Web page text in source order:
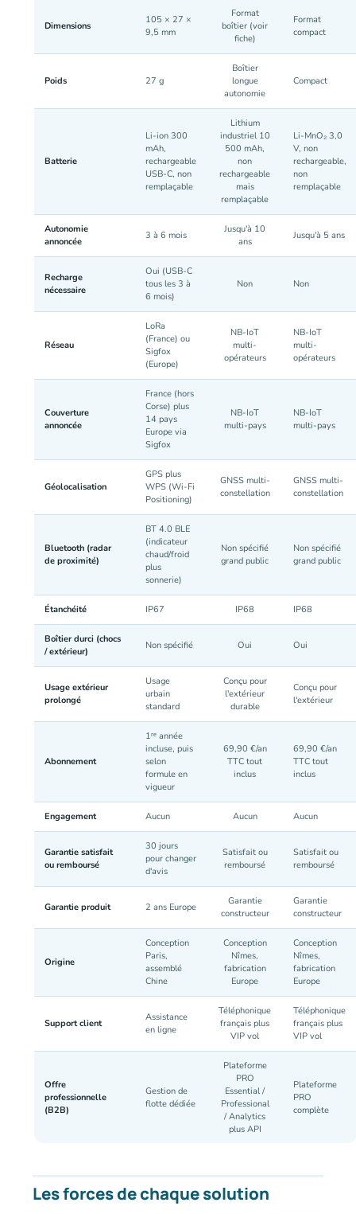
Dimensions
105 × 27 ×
9,5 mm
Format
boîtier (voir
fiche)
Format
compact
Poids 27 g
Boîtier
longue
autonomie
Compact
Batterie
Li-ion 300
mAh,
rechargeable
USB-C, non
remplaçable
Lithium
industriel 10
500 mAh,
non
rechargeable
mais
remplaçable
Li-MnO₂ 3,0
V, non
rechargeable,
non
remplaçable
Autonomie
annoncée
3 à 6 mois
Jusqu'à 10
ans
Jusqu'à 5 ans
Recharge
nécessaire
Oui (USB-C
tous les 3 à
6 mois)
Non Non
Réseau
LoRa
(France) ou
Sigfox
(Europe)
NB-IoT
multi-
opérateurs
NB-IoT
multi-
opérateurs
Couverture
annoncée
France (hors
Corse) plus
14 pays
Europe via
Sigfox
NB-IoT
multi-pays
NB-IoT
multi-pays
Géolocalisation
GPS plus
WPS (Wi-Fi
Positioning)
GNSS multi-
constellation
GNSS multi-
constellation
Bluetooth (radar
de proximité)
BT 4.0 BLE
(indicateur
chaud/froid
plus
sonnerie)
Non spécifié
grand public
Non spécifié
grand public
Étanchéité IP67 IP68 IP68
Boîtier durci (chocs
/ extérieur)
Non spécifié Oui Oui
Usage extérieur
prolongé
Usage
urbain
standard
Conçu pour
l'extérieur
durable
Conçu pour
l'extérieur
Abonnement
1ʳᵉ année
incluse, puis
selon
formule en
vigueur
69,90 €/an
TTC tout
inclus
69,90 €/an
TTC tout
inclus
Engagement Aucun Aucun Aucun
Garantie satisfait
ou remboursé
30 jours
pour changer
d'avis
Satisfait ou
remboursé
Satisfait ou
remboursé
Garantie produit 2 ans Europe
Garantie
constructeur
Garantie
constructeur
Origine
Conception
Paris,
assemblé
Chine
Conception
Nîmes,
fabrication
Europe
Conception
Nîmes,
fabrication
Europe
Support client
Assistance
en ligne
Téléphonique
français plus
VIP vol
Téléphonique
français plus
VIP vol
Offre
professionnelle
(B2B)
Gestion de
flotte dédiée
Plateforme
PRO
Essential /
Professional
/ Analytics
plus API
Plateforme
PRO
complète
Les forces de chaque solution